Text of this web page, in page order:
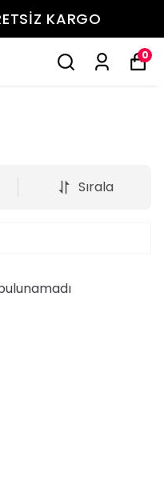
KARGO
0
Sırala